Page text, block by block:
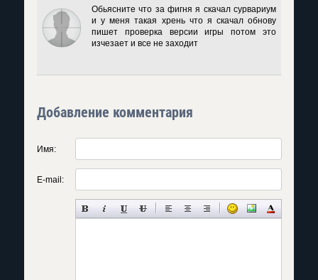
Обьясните что за фигня я скачал сурвариум
и у меня такая хрень что я скачал обнову
пишет проверка версии игры потом это
изчезает и все не заходит
Добавление комментария
Имя:
E-mail: